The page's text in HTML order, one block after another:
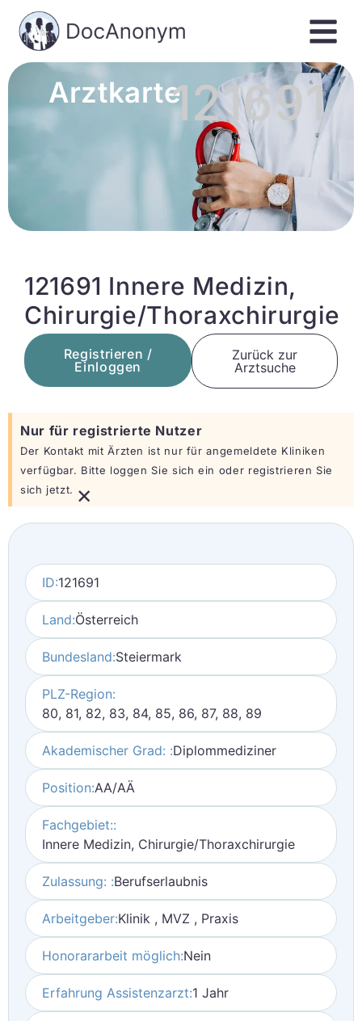
Arztkarte121691
121691 Innere Medizin,
Chirurgie/Thoraxchirurgie
Registrieren /
Einloggen
Zurück zur
Arztsuche
Nur für registrierte Nutzer
Der Kontakt mit Ärzten ist nur für angemeldete Kliniken
verfügbar. Bitte loggen Sie sich ein oder registrieren Sie
sich jetzt. ×
ID:121691
Land:Österreich
Bundesland:Steiermark
PLZ-Region:
80, 81, 82, 83, 84, 85, 86, 87, 88, 89
Akademischer Grad: :Diplommediziner
Position:AA/AÄ
Fachgebiet::
Innere Medizin, Chirurgie/Thoraxchirurgie
Zulassung: :Berufserlaubnis
Arbeitgeber:Klinik , MVZ , Praxis
Honorararbeit möglich:Nein
Erfahrung Assistenzarzt:1 Jahr